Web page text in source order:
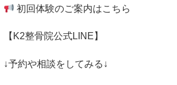
初回体験のご案内はこちら
【K2整骨院公式LINE】
↓予約や相談をしてみる↓